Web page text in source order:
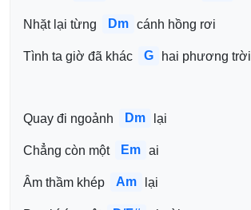
Nhặt lại từng Dm cánh hồng rơi
Tình ta giờ đã khác G hai phương trời
Quay đi ngoảnh Dm lại
Chẳng còn một Em ai
Âm thầm khép Am lại